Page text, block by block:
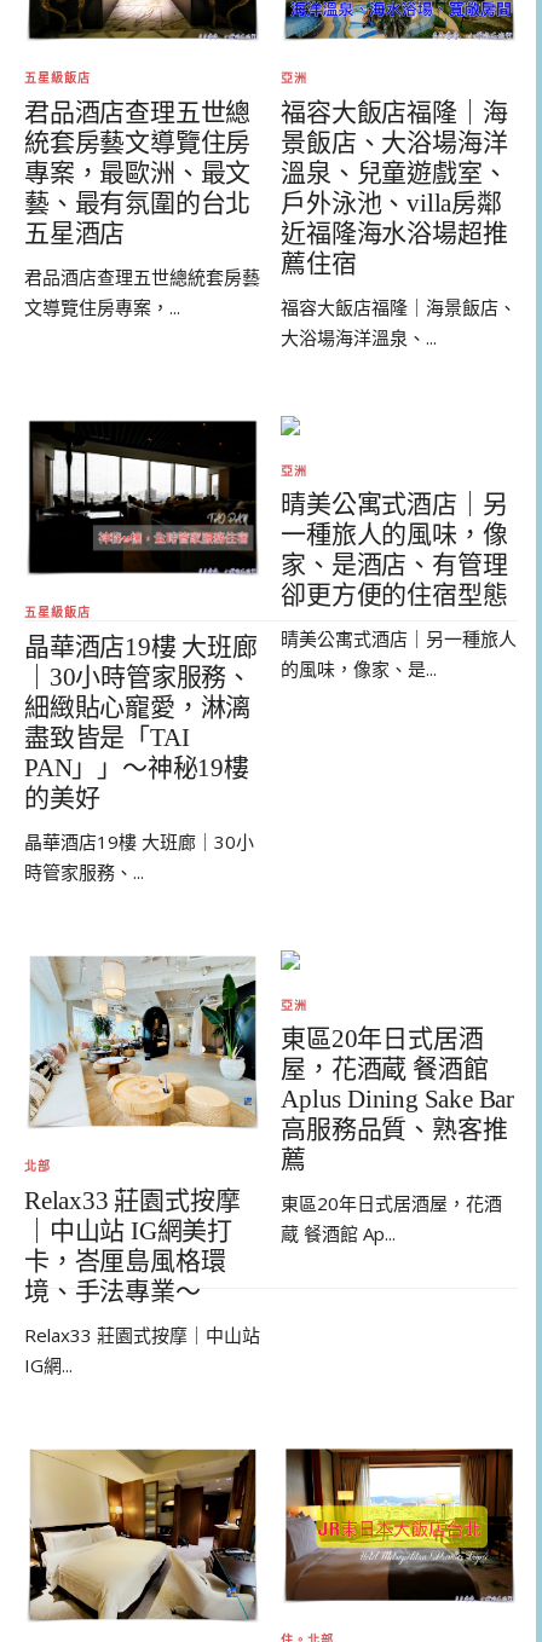
五星級飯店
君品酒店查理五世總
統套房藝文導覽住房
專案，最歐洲、最文
藝、最有氛圍的台北
五星酒店
君品酒店查理五世總統套房藝
文導覽住房專案，...
亞洲
福容大飯店福隆｜海
景飯店、大浴場海洋
溫泉、兒童遊戲室、
戶外泳池、villa房鄰
近福隆海水浴場超推
薦住宿
福容大飯店福隆｜海景飯店、
大浴場海洋溫泉、...
五星級飯店
晶華酒店19樓 大班廊
｜30小時管家服務、
細緻貼心寵愛，淋漓
盡致皆是「TAI
PAN」」～神秘19樓
的美好
晶華酒店19樓 大班廊｜30小
時管家服務、...
亞洲
晴美公寓式酒店｜另
一種旅人的風味，像
家、是酒店、有管理
卻更方便的住宿型態
晴美公寓式酒店｜另一種旅人
的風味，像家、是...
北部
Relax33 莊園式按摩
｜中山站 IG網美打
卡，峇厘島風格環
境、手法專業～
Relax33 莊園式按摩｜中山站
IG網...
亞洲
東區20年日式居酒
屋，花酒蔵 餐酒館
Aplus Dining Sake Bar
高服務品質、熟客推
薦
東區20年日式居酒屋，花酒
蔵 餐酒館 Ap...